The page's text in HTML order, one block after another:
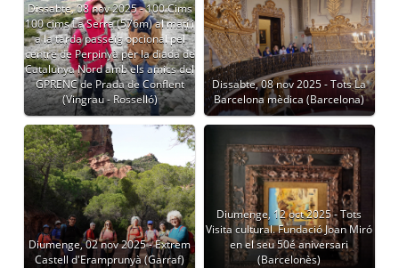
Dissabte, 08 nov 2025 - 100 Cims
100 cims La Serra (576m) al matí i
a la tarda passeig opcional pel
centre de Perpinyà per la diada de
Catalunya Nord amb els amics del
GPRENC de Prada de Conflent
(Vingrau - Rosselló)
Dissabte, 08 nov 2025 - Tots La
Barcelona mèdica (Barcelona)
Diumenge, 02 nov 2025 - Extrem
Castell d'Eramprunyà (Garraf)
Diumenge, 12 oct 2025 - Tots
Visita cultural. Fundació Joan Miró
en el seu 50é aniversari
(Barcelonès)